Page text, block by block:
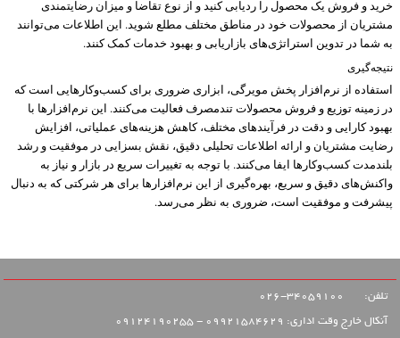
خرید و فروش یک محصول را ردیابی کنید و از نوع تقاضا و میزان رضایتمندی
مشتریان از محصولات خود در مناطق مختلف مطلع شوید. این اطلاعات می‌توانند
به شما در تدوین استراتژی‌های بازاریابی و بهبود خدمات کمک کنند.
نتیجه‌گیری
استفاده از نرم‌افزار پخش مویرگی، ابزاری ضروری برای کسب‌وکارهایی است که
در زمینه توزیع و فروش محصولات تندمصرف فعالیت می‌کنند. این نرم‌افزارها با
بهبود کارایی و دقت در فرآیندهای مختلف، کاهش هزینه‌های عملیاتی، افزایش
رضایت مشتریان و ارائه اطلاعات تحلیلی دقیق، نقش بسزایی در موفقیت و رشد
بلندمدت کسب‌وکارها ایفا می‌کنند. با توجه به تغییرات سریع در بازار و نیاز به
واکنش‌های دقیق و سریع، بهره‌گیری از این نرم‌افزارها برای هر شرکتی که به دنبال
پیشرفت و موفقیت است، ضروری به نظر می‌رسد.
تلفن:
آنکال خارج وقت اداری: 09921584629 - 09124190255